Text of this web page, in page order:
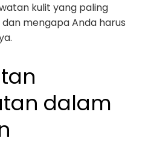
kulit yang paling
mengapa Anda harus
dalam